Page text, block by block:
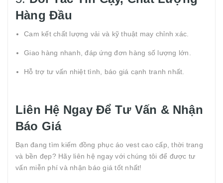
Hàng Đầu
Cam kết chất lượng vải và kỹ thuật may chỉnh xác.
Giao hàng nhanh, đáp ứng đơn hàng số lượng lớn.
Hỗ trợ tư vấn nhiệt tình, báo giá cạnh tranh nhất.
Liên Hệ Ngay Để Tư Vấn & Nhận
Báo Giá
Bạn đang tìm kiếm đồng phục áo vest cao cấp, thời trang
và bền đẹp? Hãy liên hệ ngay với chúng tôi để được tư
vấn miễn phí và nhận báo giá tốt nhất!